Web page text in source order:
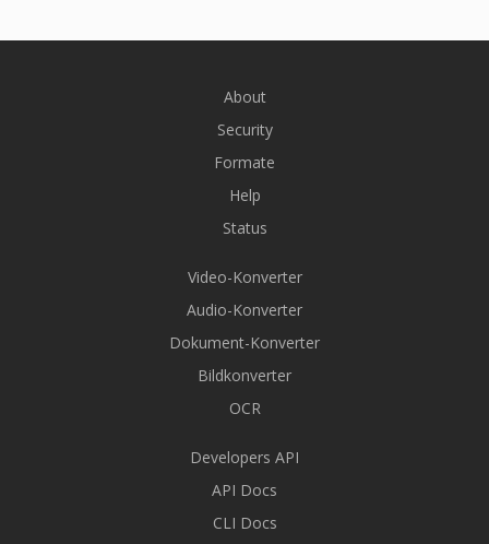
About
Security
Formate
Help
Status
Video-Konverter
Audio-Konverter
Dokument-Konverter
Bildkonverter
OCR
Developers API
API Docs
CLI Docs